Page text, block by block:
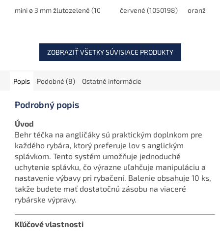
plavákoch. Balenie
mini ø 3 mm žlutozelené (1044429) ø 4,5 mm modré (1144423)
Funkcia zapnutia/vypnutia.
červené (1050198) oranžové
ZOBRAZIŤ VŠETKY SÚVISIACE PRODUKTY
Popis Podobné (8) Ostatné informácie
Podrobný popis
Úvod
Behr téčka na angličáky sú praktickým doplnkom pre
každého rybára, ktorý preferuje lov s anglickým
splávkom. Tento systém umožňuje jednoduché
uchytenie splávku, čo výrazne uľahčuje manipuláciu a
nastavenie výbavy pri rybačení. Balenie obsahuje 10 ks,
takže budete mať dostatočnú zásobu na viaceré
rybárske výpravy.
Kľúčové vlastnosti